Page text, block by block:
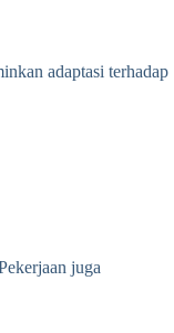
adaptasi terhadap
juga